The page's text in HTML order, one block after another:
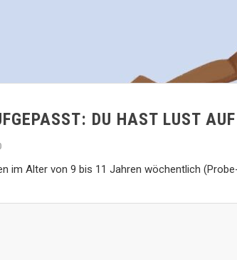
DU HAST LUST
im Alter von 9 bis 11 Jahren wöchentlich